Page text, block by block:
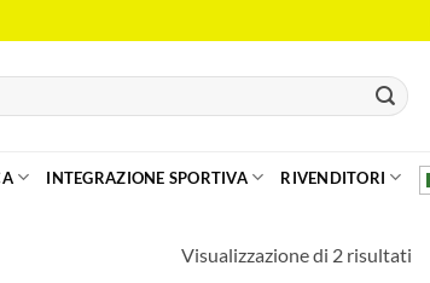
INTEGRAZIONE SPORTIVA RIVENDITORI
Visualizzazione di 2 risultati